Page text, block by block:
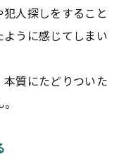
人探しをすること
うに感じてしまい
質にたどりついた